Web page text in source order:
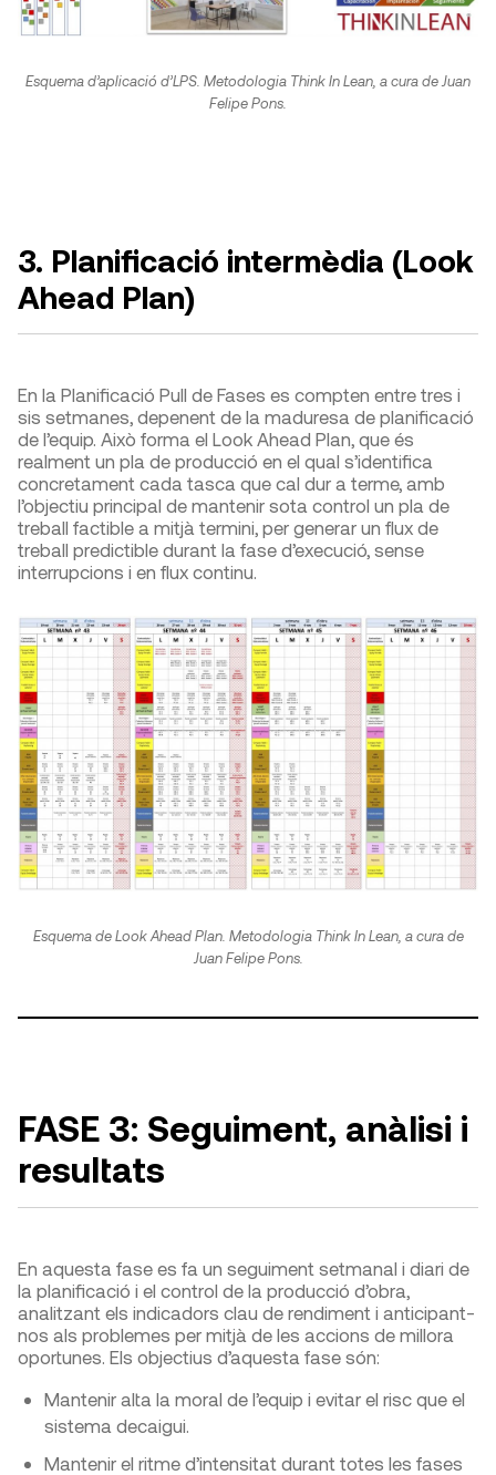
Esquema d’aplicació d’LPS. Metodologia Think In Lean, a cura de Juan
Felipe Pons.
3. Planificació intermèdia (Look
Ahead Plan)
En la Planificació Pull de Fases es compten entre tres i
sis setmanes, depenent de la maduresa de planificació
de l’equip. Això forma el Look Ahead Plan, que és
realment un pla de producció en el qual s’identifica
concretament cada tasca que cal dur a terme, amb
l’objectiu principal de mantenir sota control un pla de
treball factible a mitjà termini, per generar un flux de
treball predictible durant la fase d’execució, sense
interrupcions i en flux continu.
Esquema de Look Ahead Plan. Metodologia Think In Lean, a cura de
Juan Felipe Pons.
FASE 3: Seguiment, anàlisi i
resultats
En aquesta fase es fa un seguiment setmanal i diari de
la planificació i el control de la producció d’obra,
analitzant els indicadors clau de rendiment i anticipant-
nos als problemes per mitjà de les accions de millora
oportunes. Els objectius d’aquesta fase són:
Mantenir alta la moral de l’equip i evitar el risc que el
sistema decaigui.
Mantenir el ritme d’intensitat durant totes les fases